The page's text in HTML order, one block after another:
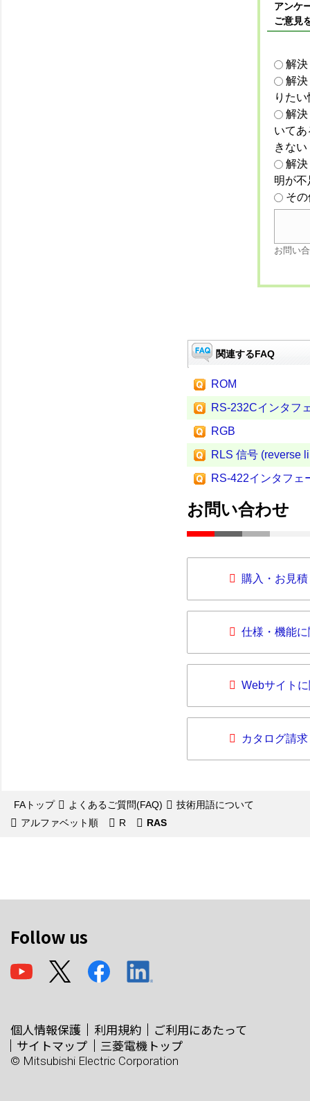
アンケ
ご意見
解
解
りた
解
いて
きない
解
明が
そ
お問い
関連するFAQ
ROM
RS-232Cインタフ
RGB
RLS 信号 (reverse
RS-422インタフェ
お問い合わせ
購入・お見
仕様・機能
Webサイト
カタログ請求
FAトップ よくあるご質問(FAQ)
技術用語について
アルファベット順
R RAS
Follow us
個人情報保護 利用規約
ご利用にあたって
サイトマップ
三菱電機トップ
© Mitsubishi Electric Corporation